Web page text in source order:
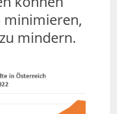
minimieren,
mindern.